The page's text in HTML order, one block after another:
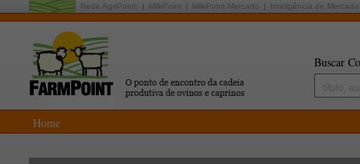
Rede AgriPoint: MilkPoint MilkPoint Mercado Inteligência de Mercado
Buscar
Home